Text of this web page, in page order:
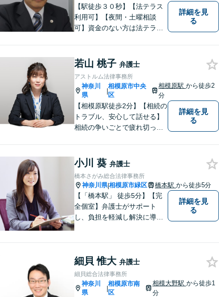
【駅徒歩３０秒】【法テラス
利用可】【夜間・土曜相談
可】資金のない方は法テラス
す。住宅ローンの支払で悩ま
れている方も一度ご相談くだ
さい。最高の結果が出せるよ
う自己研鑽を怠らず質の高い
仕事を目指します。
詳細を見
る
若山 桃子 弁護士
アストルム法律事務所
神奈川
県
|
相模原市中央
区
相模原駅から徒歩2
分
【相模原駅徒歩2分】【相続の
トラブル、安心して話せる】
相続の争いごとで疲れ切って
指します。遺産分割協議・遺
留分・調停・裁判にも対応。
詳細を見
る
小川 葵 弁護士
橋本さがみ総合法律事務所
神奈川県|相模原市緑区 橋本駅 から徒歩5分
【「橋本駅」 徒歩5分】【完
全個室】弁護士がサポート
し、負担を軽減し解決に導き
はご相談いただき、今後の進
め方を一緒に考えましょう。
【法テラス利用可】
詳細を見
る
細貝 惟大 弁護士
細貝総合法律事務所
神奈川
県
|
相模原市南
区
相模大野駅 から徒歩1
分